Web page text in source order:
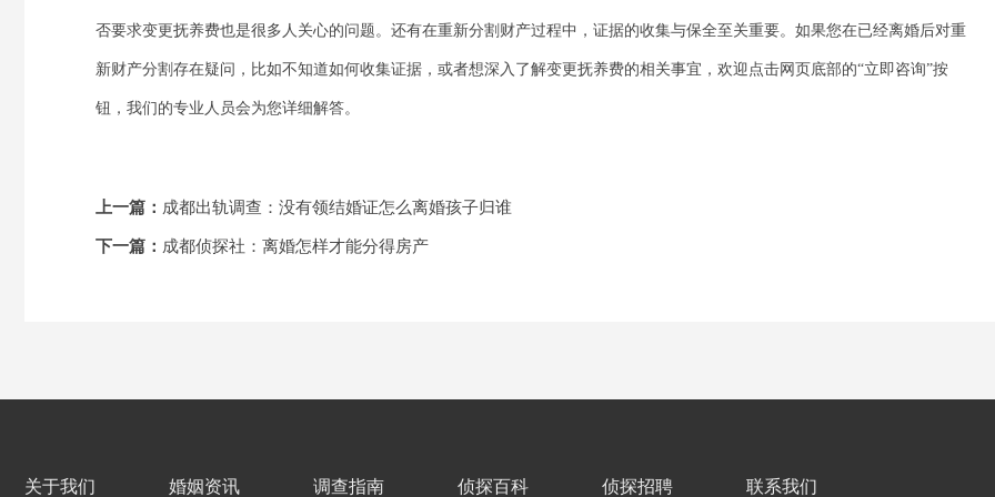
否要求变更抚养费也是很多人关心的问题。还有在重新分割财产过程中，证据的收集与保全至关重要。如果您在已经离婚后对重
新财产分割存在疑问，比如不知道如何收集证据，或者想深入了解变更抚养费的相关事宜，欢迎点击网页底部的“立即咨询”按
钮，我们的专业人员会为您详细解答。
上一篇： 成都出轨调查：没有领结婚证怎么离婚孩子归谁
下一篇： 成都侦探社：离婚怎样才能分得房产
关于我们 婚姻资讯 调查指南 侦探百科 侦探招聘 联系我们